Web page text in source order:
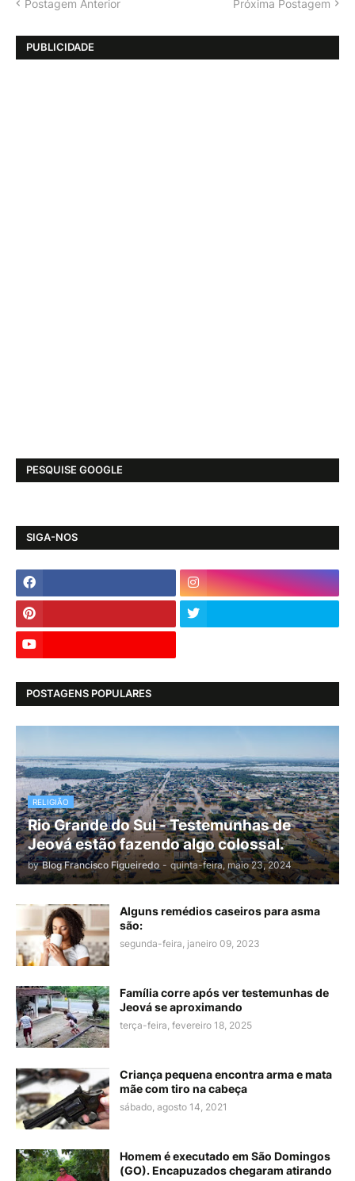
Postagem Anterior Próxima Postagem
PUBLICIDADE
PESQUISE GOOGLE
SIGA-NOS
POSTAGENS POPULARES
RELIGIÃO
Rio Grande do Sul - Testemunhas de
Jeová estão fazendo algo colossal.
by Blog Francisco Figueiredo - quinta-feira, maio 23, 2024
Alguns remédios caseiros para asma
são:
segunda-feira, janeiro 09, 2023
Família corre após ver testemunhas de
Jeová se aproximando
terça-feira, fevereiro 18, 2025
Criança pequena encontra arma e mata
mãe com tiro na cabeça
sábado, agosto 14, 2021
Homem é executado em São Domingos
(GO). Encapuzados chegaram atirando